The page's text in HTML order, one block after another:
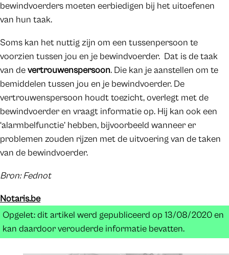
bewindvoerders moeten eerbiedigen bij het uitoefenen
van hun taak.
Soms kan het nuttig zijn om een tussenpersoon te
voorzien tussen jou en je bewindvoerder. Dat is de taak
van devertrouwenspersoon. Die kan je aanstellen om te
bemiddelen tussen jou en je bewindvoerder. De
vertrouwenspersoon houdt toezicht, overlegt met de
bewindvoerder en vraagt informatie op. Hij kan ook een
‘alarmbelfunctie’ hebben, bijvoorbeeld wanneer er
problemen zouden rijzen met de uitvoering van de taken
van de bewindvoerder.
Bron: Fednot
Notaris.be
Opgelet: dit artikel werd gepubliceerd op 13/08/2020 en
kan daardoor verouderde informatie bevatten.